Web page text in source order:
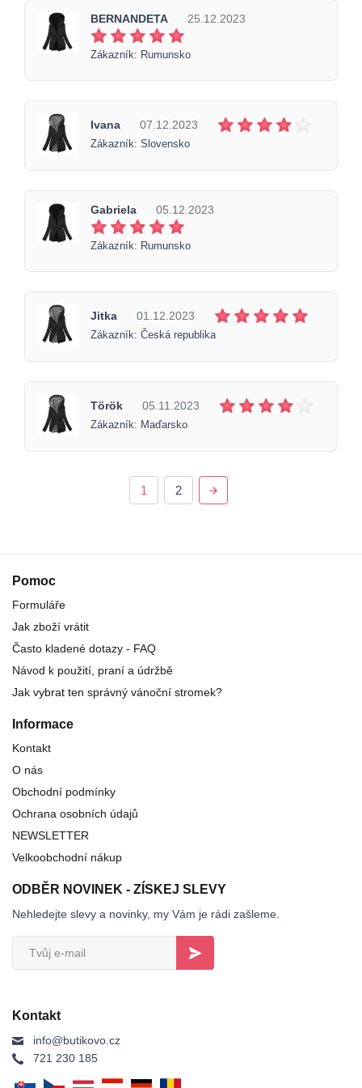
BERNANDETA 25.12.2023
Zákazník: Rumunsko
Ivana 07.12.2023
Zákazník: Slovensko
Gabriela 05.12.2023
Zákazník: Rumunsko
Jitka 01.12.2023
Zákazník: Česká republika
Török 05.11.2023
Zákazník: Maďarsko
1 2
Pomoc
Formuláře
Jak zboží vrátit
Často kladené dotazy - FAQ
Návod k použití, praní a údržbě
Jak vybrat ten správný vánoční stromek?
Informace
Kontakt
O nás
Obchodní podmínky
Ochrana osobních údajů
NEWSLETTER
Velkoobchodní nákup
ODBĚR NOVINEK - ZÍSKEJ SLEVY
Nehledejte slevy a novinky, my Vám je rádi zašleme.
Kontakt
info@butikovo.cz
721 230 185